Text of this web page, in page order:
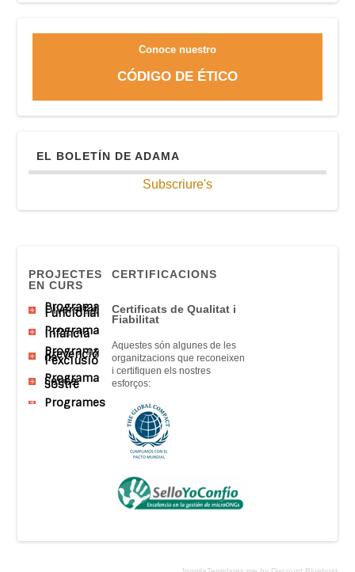
Conoce nuestro
CÓDIGO DE ÉTICO
EL BOLETÍN DE ADAMA
Subscriure's
PROJECTES
EN CURS
Programa
Diversitat
Funcional
Programa
Infància
Programa
Prevenció
de
l’exclusió
Programa
Sense
Sostre
Programes
CERTIFICACIONS
Certificats de Qualitat i
Fiabilitat
Aquestes són algunes de les
organitzacions que reconeixen
i certifiquen els nostres
esforços: